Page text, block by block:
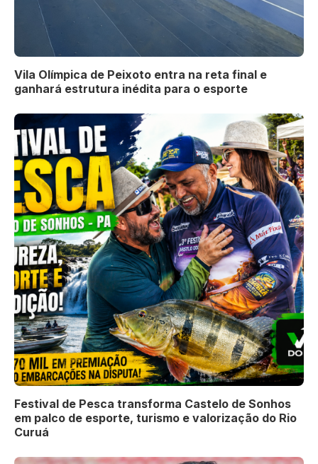
Vila Olímpica de Peixoto entra na reta final e
ganhará estrutura inédita para o esporte
Festival de Pesca transforma Castelo de Sonhos
em palco de esporte, turismo e valorização do Rio
Curuá